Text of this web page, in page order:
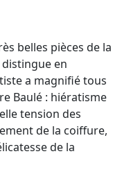
belles pièces de la
en
a magnifié tous
Baulé : hiératisme
tension des
de la coiffure,
de la